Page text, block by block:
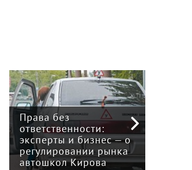
Права без
ответственности:
эксперты и бизнес — о
регулировании рынка
автошкол Кирова